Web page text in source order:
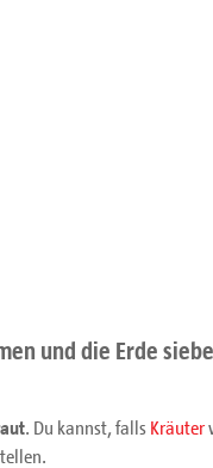
und die Erde
. Du kannst, falls Kräuter